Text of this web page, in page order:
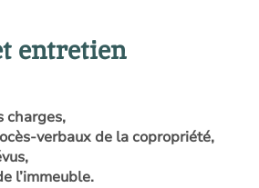
entretien
charges,
verbaux de la copropriété,
l’immeuble.